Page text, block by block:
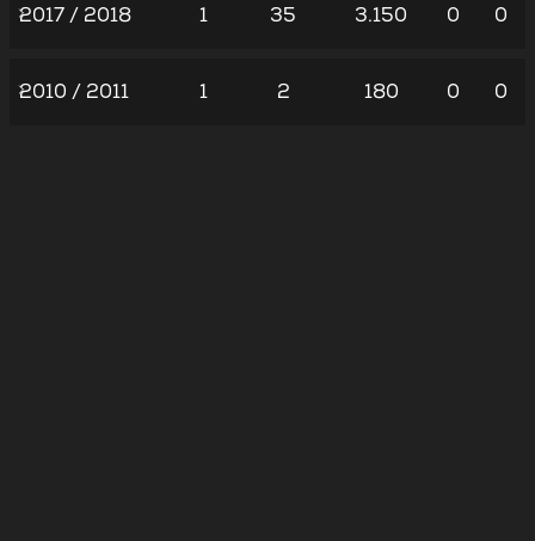
2017 / 2018 1 35 3.150 0 0
2010 / 2011 1 2 180 0 0